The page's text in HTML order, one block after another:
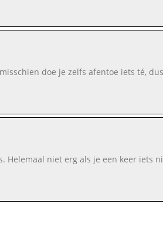
doe je zelfs afentoe iets té,
Helemaal niet erg als je een keer iets